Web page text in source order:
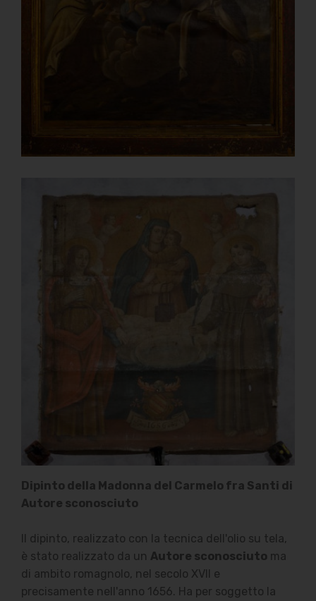
Dipinto della Madonna del Carmelo fra Santi di
Autore sconosciuto
Il dipinto, realizzato con la tecnica dell'olio su tela,
è stato realizzato da un Autore sconosciuto ma
di ambito romagnolo, nel secolo XVII e
precisamente nell'anno 1656. Ha per soggetto la